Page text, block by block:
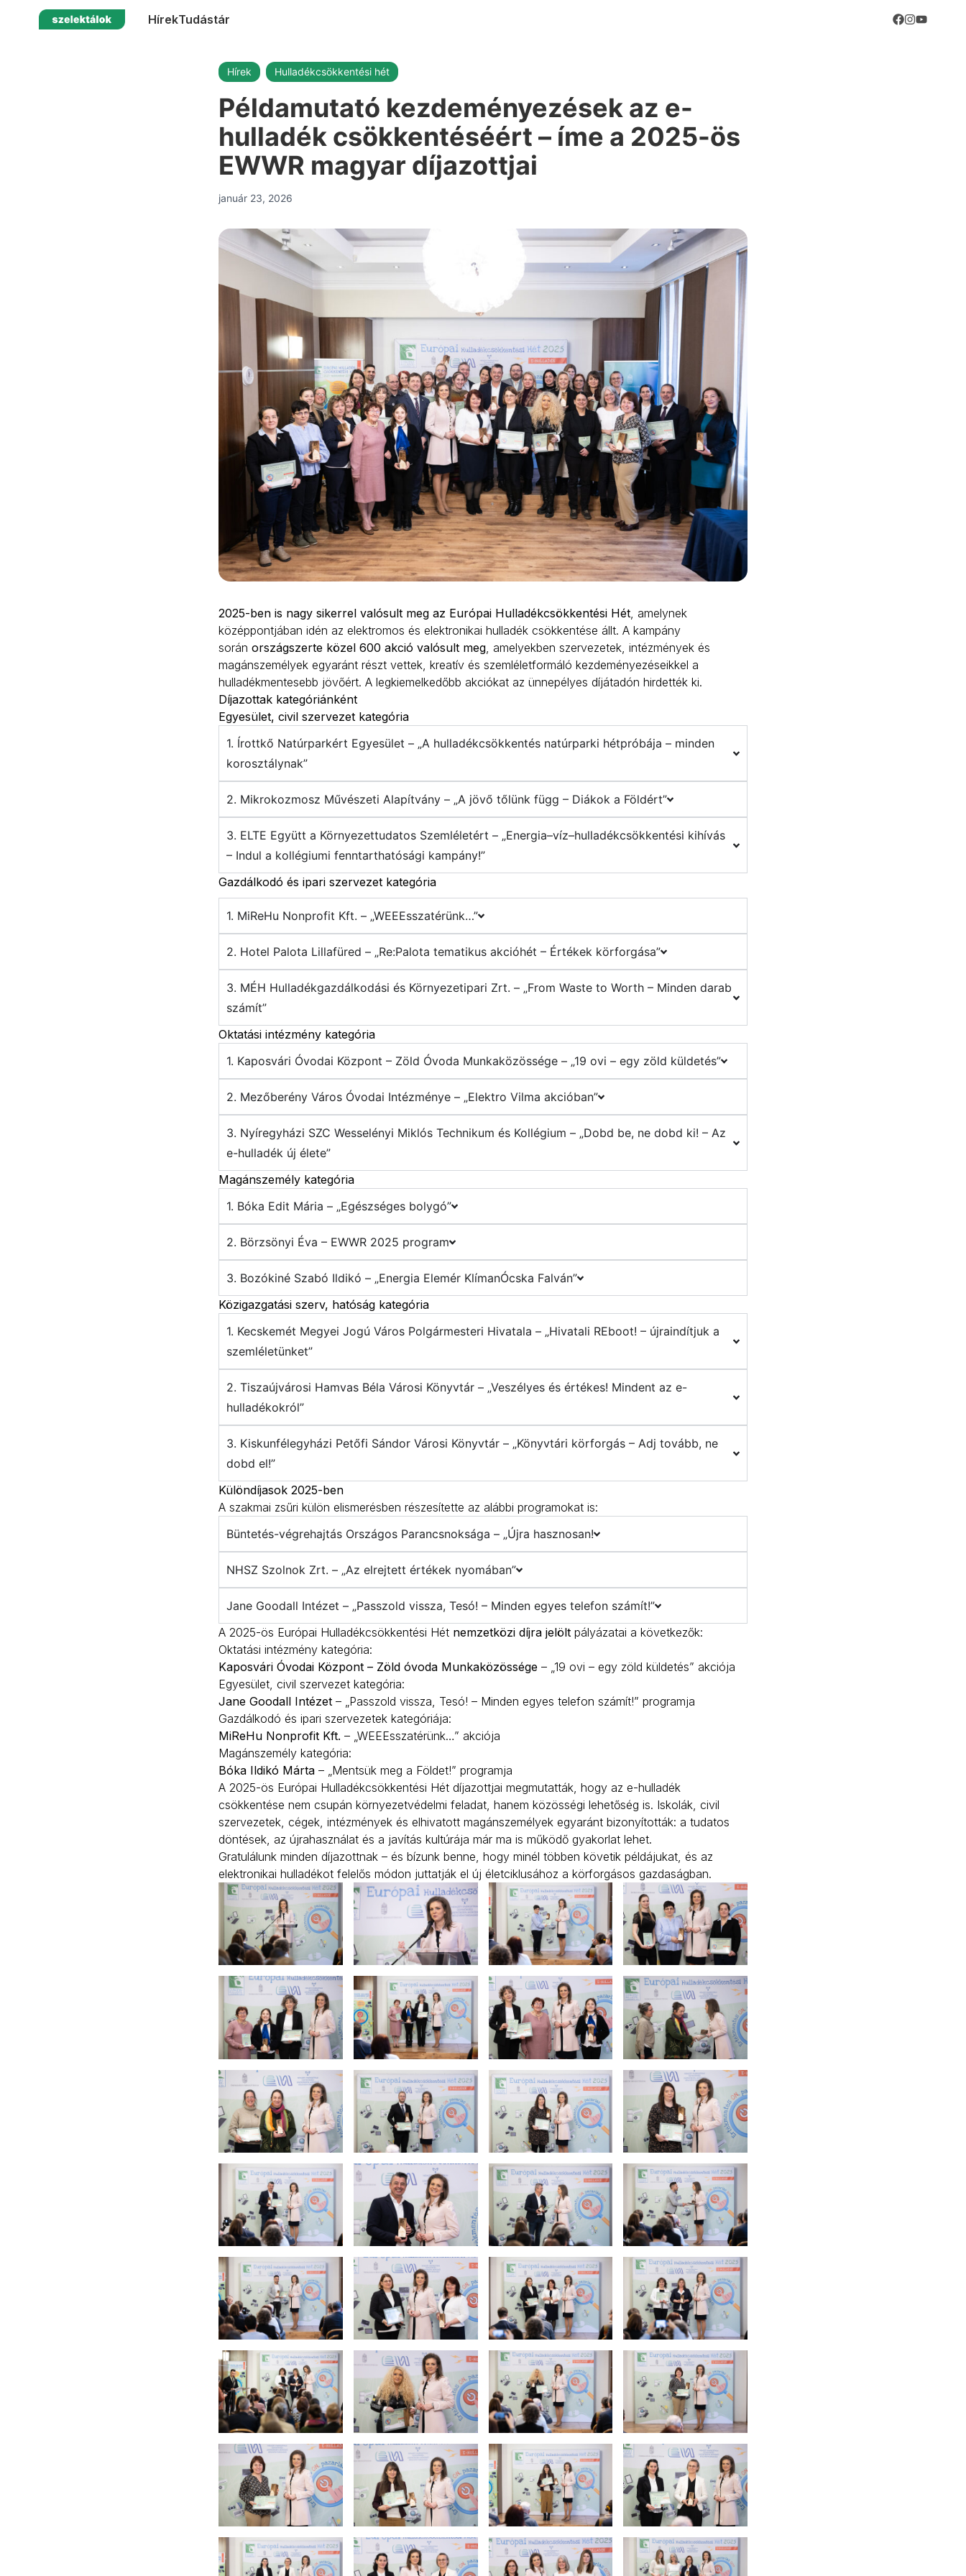
HírekTudástár
Hírek Hulladékcsökkentési hét
Példamutató kezdeményezések az e-
hulladék csökkentéséért – íme a 2025-ös
EWWR magyar díjazottjai
január 23, 2026
2025-ben is nagy sikerrel valósult meg az Európai Hulladékcsökkentési Hét, amelynek
középpontjában idén az elektromos és elektronikai hulladék csökkentése állt. A kampány
során országszerte közel 600 akció valósult meg, amelyekben szervezetek, intézmények és
magánszemélyek egyaránt részt vettek, kreatív és szemléletformáló kezdeményezéseikkel a
hulladékmentesebb jövőért. A legkiemelkedőbb akciókat az ünnepélyes díjátadón hirdették ki.
Díjazottak kategóriánként
Egyesület, civil szervezet kategória
1. Írottkő Natúrparkért Egyesület – „A hulladékcsökkentés natúrparki hétpróbája – minden
korosztálynak”
2. Mikrokozmosz Művészeti Alapítvány – „A jövő tőlünk függ – Diákok a Földért”
3. ELTE Együtt a Környezettudatos Szemléletért – „Energia–víz–hulladékcsökkentési kihívás
– Indul a kollégiumi fenntarthatósági kampány!”
Gazdálkodó és ipari szervezet kategória
1. MiReHu Nonprofit Kft. – „WEEEsszatérünk…”
2. Hotel Palota Lillafüred – „Re:Palota tematikus akcióhét – Értékek körforgása”
3. MÉH Hulladékgazdálkodási és Környezetipari Zrt. – „From Waste to Worth – Minden darab
számít”
Oktatási intézmény kategória
1. Kaposvári Óvodai Központ – Zöld Óvoda Munkaközössége – „19 ovi – egy zöld küldetés”
2. Mezőberény Város Óvodai Intézménye – „Elektro Vilma akcióban”
3. Nyíregyházi SZC Wesselényi Miklós Technikum és Kollégium – „Dobd be, ne dobd ki! – Az
e-hulladék új élete”
Magánszemély kategória
1. Bóka Edit Mária – „Egészséges bolygó”
2. Börzsönyi Éva – EWWR 2025 program
3. Bozókiné Szabó Ildikó – „Energia Elemér KlímanÓcska Falván”
Közigazgatási szerv, hatóság kategória
1. Kecskemét Megyei Jogú Város Polgármesteri Hivatala – „Hivatali REboot! – újraindítjuk a
szemléletünket”
2. Tiszaújvárosi Hamvas Béla Városi Könyvtár – „Veszélyes és értékes! Mindent az e-
hulladékokról”
3. Kiskunfélegyházi Petőfi Sándor Városi Könyvtár – „Könyvtári körforgás – Adj tovább, ne
dobd el!”
Különdíjasok 2025-ben
A szakmai zsűri külön elismerésben részesítette az alábbi programokat is:
Büntetés-végrehajtás Országos Parancsnoksága – „Újra hasznosan!
NHSZ Szolnok Zrt. – „Az elrejtett értékek nyomában”
Jane Goodall Intézet – „Passzold vissza, Tesó! – Minden egyes telefon számít!”
A 2025-ös Európai Hulladékcsökkentési Hét nemzetközi díjra jelölt pályázatai a következők:
Oktatási intézmény kategória:
Kaposvári Óvodai Központ – Zöld óvoda Munkaközössége – „19 ovi – egy zöld küldetés” akciója
Egyesület, civil szervezet kategória:
Jane Goodall Intézet – „Passzold vissza, Tesó! – Minden egyes telefon számít!” programja
Gazdálkodó és ipari szervezetek kategóriája:
MiReHu Nonprofit Kft. – „WEEEsszatérünk…” akciója
Magánszemély kategória:
Bóka Ildikó Márta – „Mentsük meg a Földet!” programja
A 2025-ös Európai Hulladékcsökkentési Hét díjazottjai megmutatták, hogy az e-hulladék
csökkentése nem csupán környezetvédelmi feladat, hanem közösségi lehetőség is. Iskolák, civil
szervezetek, cégek, intézmények és elhivatott magánszemélyek egyaránt bizonyították: a tudatos
döntések, az újrahasználat és a javítás kultúrája már ma is működő gyakorlat lehet.
Gratulálunk minden díjazottnak – és bízunk benne, hogy minél többen követik példájukat, és az
elektronikai hulladékot felelős módon juttatják el új életciklusához a körforgásos gazdaságban.